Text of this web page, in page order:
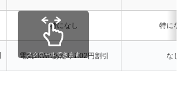
特になし 特にな
電気1kWhあたり1.02円割引 なし
スクロールできます